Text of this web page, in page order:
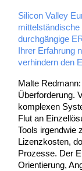
Silicon Valley
durchgängige
Ihrer Erfahrung
verhindern den
Malte
Überforderung.
komplexen
Flut an
Tools irgendwie
Lizenzkosten,
Prozesse. Der
Orientierung,